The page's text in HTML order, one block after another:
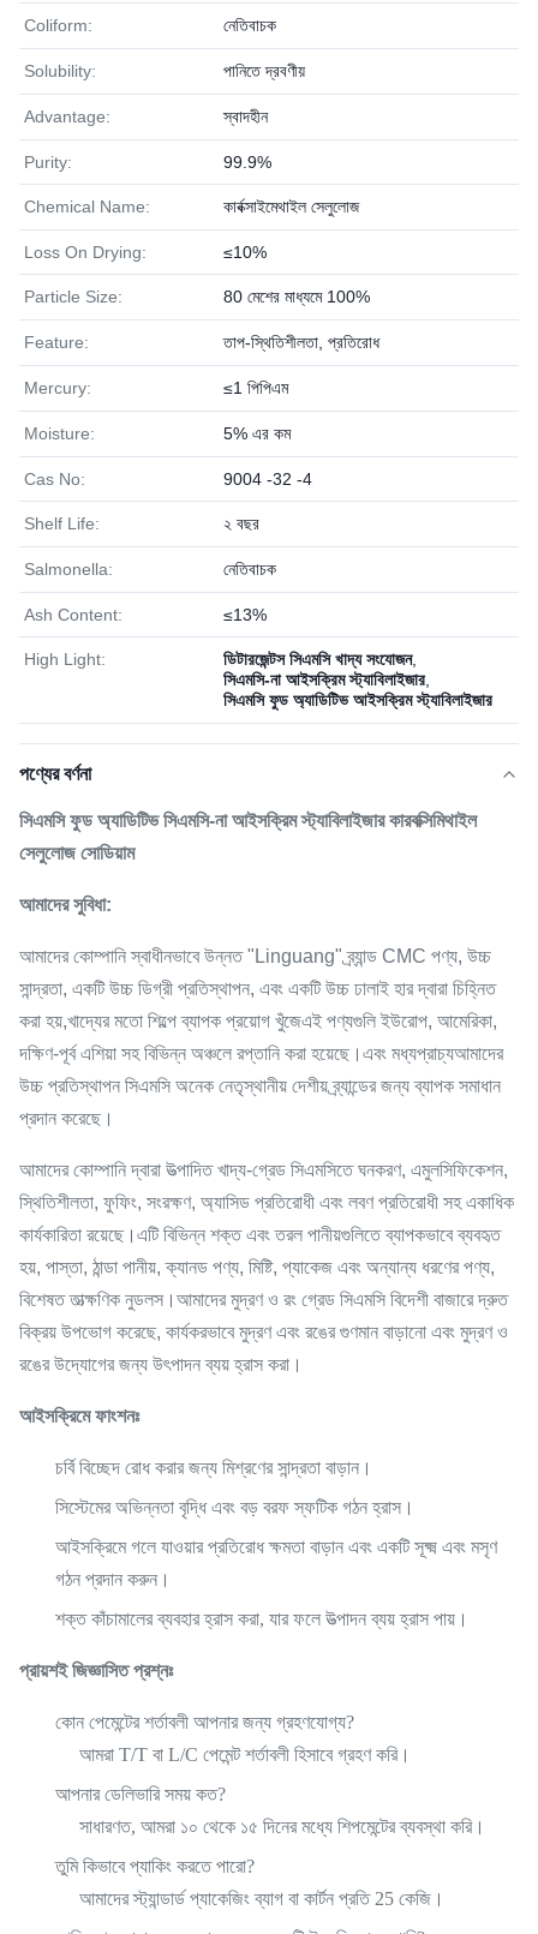
Coliform: নেতিবাচক
Solubility: পানিতে দ্রবণীয়
Advantage: স্বাদহীন
Purity: 99.9%
Chemical Name: কার্বক্সাইমেথাইল সেলুলোজ
Loss On Drying: ≤10%
Particle Size: 80 মেশের মাধ্যমে 100%
Feature: তাপ-স্থিতিশীলতা, প্রতিরোধ
Mercury: ≤1 পিপিএম
Moisture: 5% এর কম
Cas No: 9004 -32 -4
Shelf Life: ২ বছর
Salmonella: নেতিবাচক
Ash Content: ≤13%
High Light: ডিটারজেন্টস সিএমসি খাদ্য সংযোজন,
সিএমসি-না আইসক্রিম স্ট্যাবিলাইজার
সিএমসি ফুড অ্যাডিটিভ আইসক্রিম স্ট্যাবিলাইজার
পণ্যের বর্ণনা
সিএমসি ফুড অ্যাডিটিভ সিএমসি-না আইসক্রিম স্ট্যাবিলাইজার কারবক্সিমিথাইল
সেলুলোজ সোডিয়াম
আমাদের সুবিধা:
আমাদের কোম্পানি স্বাধীনভাবে উন্নত "Linguang" ব্র্যান্ড CMC পণ্য, উচ্চ
সান্দ্রতা, একটি উচ্চ ডিগ্রী প্রতিস্থাপন, এবং একটি উচ্চ ঢালাই হার দ্বারা চিহ্নিত
করা হয়,খাদ্যের মতো শিল্পে ব্যাপক প্রয়োগ খুঁজেএই পণ্যগুলি ইউরোপ, আমেরিকা,
দক্ষিণ-পূর্ব এশিয়া সহ বিভিন্ন অঞ্চলে রপ্তানি করা হয়েছে।এবং মধ্যপ্রাচ্যআমাদের
উচ্চ প্রতিস্থাপন সিএমসি অনেক নেতৃস্থানীয় দেশীয় ব্র্যান্ডের জন্য ব্যাপক সমাধান
প্রদান করেছে।
আমাদের কোম্পানি দ্বারা উত্পাদিত খাদ্য-গ্রেড সিএমসিতে ঘনকরণ, এমুলসিফিকেশন,
স্থিতিশীলতা, ফুফিং, সংরক্ষণ, অ্যাসিড প্রতিরোধী এবং লবণ প্রতিরোধী সহ একাধিক
কার্যকারিতা রয়েছে।এটি বিভিন্ন শক্ত এবং তরল পানীয়গুলিতে ব্যাপকভাবে ব্যবহৃত
হয়, পাস্তা, ঠান্ডা পানীয়, ক্যানড পণ্য, মিষ্টি, প্যাকেজ এবং অন্যান্য ধরণের পণ্য,
বিশেষত তাত্ক্ষণিক নুডলস।আমাদের মুদ্রণ ও রং গ্রেড সিএমসি বিদেশী বাজারে দ্রুত
বিক্রয় উপভোগ করেছে, কার্যকরভাবে মুদ্রণ এবং রঙের গুণমান বাড়ানো এবং মুদ্রণ ও
রঙের উদ্যোগের জন্য উৎপাদন ব্যয় হ্রাস করা।
আইসক্রিমে ফাংশনঃ
চর্বি বিচ্ছেদ রোধ করার জন্য মিশ্রণের সান্দ্রতা বাড়ান।
সিস্টেমের অভিন্নতা বৃদ্ধি এবং বড় বরফ স্ফটিক গঠন হ্রাস।
আইসক্রিমে গলে যাওয়ার প্রতিরোধ ক্ষমতা বাড়ান এবং একটি সূক্ষ্ম এবং মসৃণ
গঠন প্রদান করুন।
শক্ত কাঁচামালের ব্যবহার হ্রাস করা, যার ফলে উত্পাদন ব্যয় হ্রাস পায়।
প্রায়শই জিজ্ঞাসিত প্রশ্নঃ
কোন পেমেন্টের শর্তাবলী আপনার জন্য গ্রহণযোগ্য?
আমরা T/T বা L/C পেমেন্ট শর্তাবলী হিসাবে গ্রহণ করি।
আপনার ডেলিভারি সময় কত?
সাধারণত, আমরা ১০ থেকে ১৫ দিনের মধ্যে শিপমেন্টের ব্যবস্থা করি।
তুমি কিভাবে প্যাকিং করতে পারো?
আমাদের স্ট্যান্ডার্ড প্যাকেজিং ব্যাগ বা কার্টন প্রতি 25 কেজি।